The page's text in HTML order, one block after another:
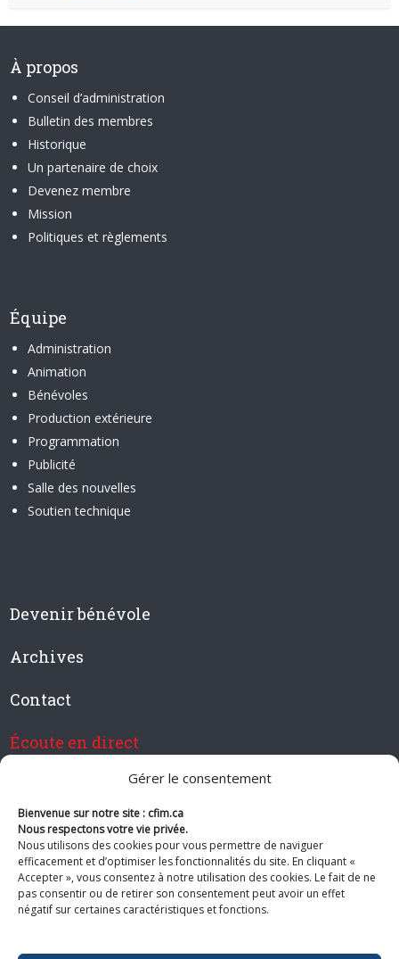
Gérer le consentement
Bienvenue sur notre site : cfim.ca
Nous respectons votre vie privée.
Nous utilisons des cookies pour vous permettre de naviguer
efficacement et d’optimiser les fonctionnalités du site. En cliquant «
Accepter », vous consentez à notre utilisation des cookies. Le fait de ne
pas consentir ou de retirer son consentement peut avoir un effet
négatif sur certaines caractéristiques et fonctions.
À propos
Conseil d’administration
Bulletin des membres
Historique
Un partenaire de choix
Devenez membre
Mission
Politiques et règlements
Équipe
Administration
Animation
Bénévoles
Production extérieure
Programmation
Publicité
Salle des nouvelles
Soutien technique
Devenir bénévole
Archives
Contact
Écoute en direct
Devenir membre de CFIM
Suivez-nous